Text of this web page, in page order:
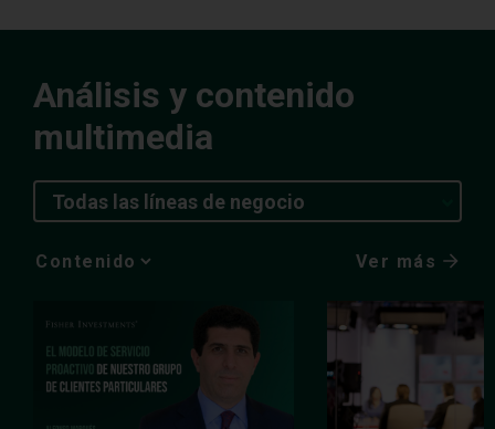
Análisis y contenido
multimedia
Todas las líneas de negocio
Media
Ver más